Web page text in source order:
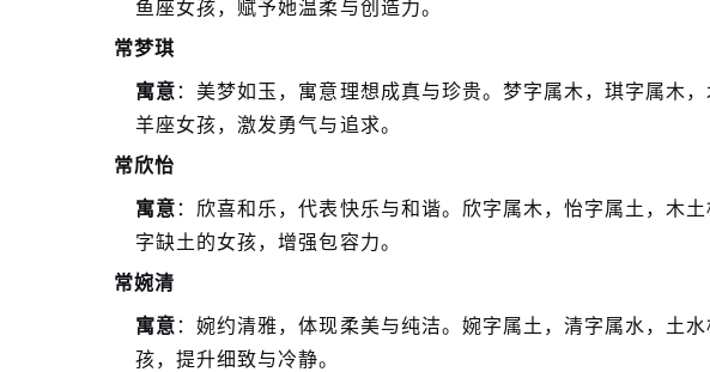
鱼座女孩，赋予她温柔与创造力。
常梦琪
寓意 ：美梦如玉，寓意理想成真与珍贵。梦字属木，琪字属木
羊座女孩，激发勇气与追求。
常欣怡
寓意 ：欣喜和乐，代表快乐与和谐。欣字属木，怡字属土，木
字缺土的女孩，增强包容力。
常婉清
寓意 ：婉约清雅，体现柔美与纯洁。婉字属土，清字属水，土
孩，提升细致与冷静。